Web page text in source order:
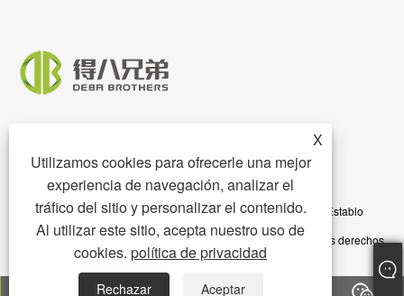
Copyright © 2023 Qingdao DEBA Brother Machinery Co., Ltd. - Establo
para cerdos, piso para cerdos, comedero para cerdos - Todos los derechos
X
Utilizamos cookies para ofrecerle una mejor
experiencia de navegación, analizar el
tráfico del sitio y personalizar el contenido.
Al utilizar este sitio, acepta nuestro uso de
cookies.política de privacidad
Rechazar Aceptar